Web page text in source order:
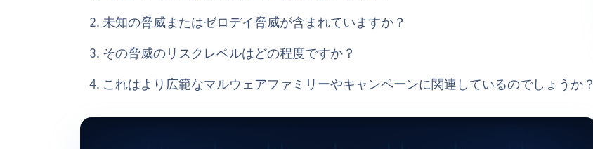
未知の脅威またはゼロデイ脅威が含まれていますか？
その脅威のリスクレベルはどの程度ですか？
これはより広範なマルウェアファミリーやキャンペーンに関連しているのでしょうか？